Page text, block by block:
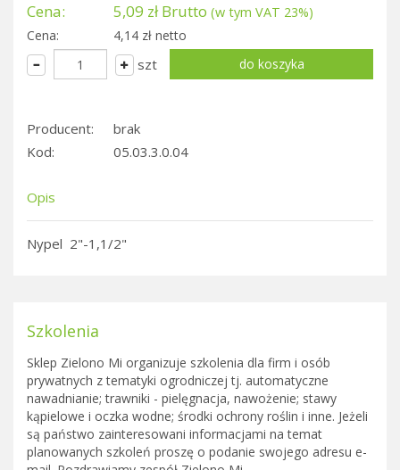
Cena: 5,09 zł Brutto (w tym VAT 23%)
Cena:
4,14 zł netto
szt
Producent:
brak
Kod:
05.03.3.0.04
Opis
Nypel 2"-1,1/2"
Szkolenia
Sklep Zielono Mi organizuje szkolenia dla firm i osób
prywatnych z tematyki ogrodniczej tj. automatyczne
nawadnianie; trawniki - pielęgnacja, nawożenie; stawy
kąpielowe i oczka wodne; środki ochrony roślin i inne. Jeżeli
są państwo zainteresowani informacjami na temat
planowanych szkoleń proszę o podanie swojego adresu e-